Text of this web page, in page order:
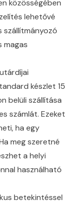
közösségében
lehetővé
szállítmányozó
magas
készlet 15
belüli szállítása
számlát. Ezeket
ha egy
meg szeretné
a helyi
használható
betekintéssel